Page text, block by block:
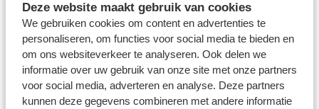
Deze website maakt gebruik van cookies
We gebruiken cookies om content en advertenties te
personaliseren, om functies voor social media te bieden en
om ons websiteverkeer te analyseren. Ook delen we
informatie over uw gebruik van onze site met onze partners
voor social media, adverteren en analyse. Deze partners
kunnen deze gegevens combineren met andere informatie
Verlovingsringen
Vriendschapsringen
Over ons
Aller Spanninga